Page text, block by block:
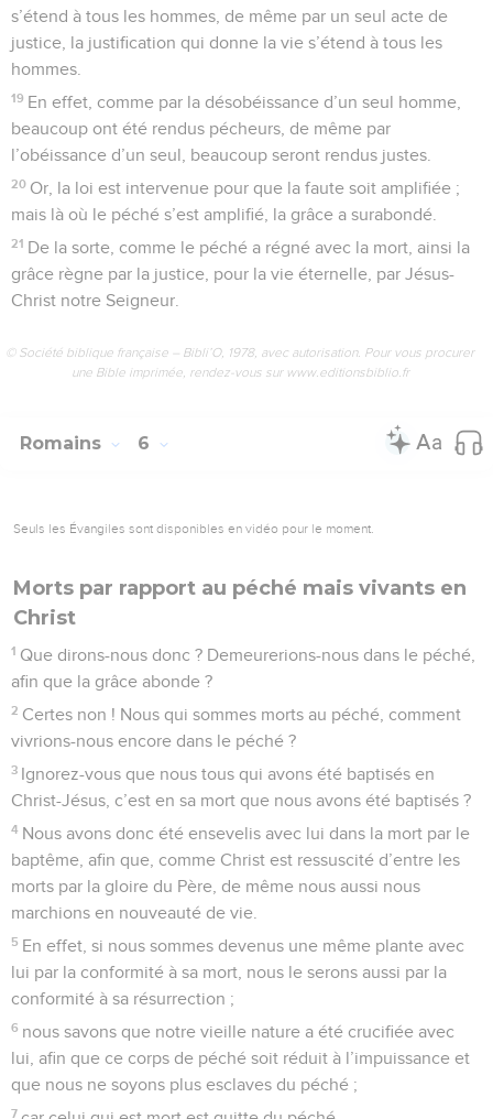
s’étend à tous les hommes, de même par un seul acte de
justice, la justification qui donne la vie s’étend à tous les
hommes.
19 En effet, comme par la désobéissance d’un seul homme,
beaucoup ont été rendus pécheurs, de même par
l’obéissance d’un seul, beaucoup seront rendus justes.
20 Or, la loi est intervenue pour que la faute soit amplifiée ;
mais là où le péché s’est amplifié, la grâce a surabondé.
21 De la sorte, comme le péché a régné avec la mort, ainsi la
grâce règne par la justice, pour la vie éternelle, par Jésus-
Christ notre Seigneur.
© Société biblique française – Bibli’O, 1978, avec autorisation. Pour vous procurer
une Bible imprimée, rendez-vous sur www.editionsbiblio.fr
Romains 6
Seuls les Évangiles sont disponibles en vidéo pour le moment.
Morts par rapport au péché mais vivants en
Christ
1 Que dirons-nous donc ? Demeurerions-nous dans le péché,
afin que la grâce abonde ?
2 Certes non ! Nous qui sommes morts au péché, comment
vivrions-nous encore dans le péché ?
3 Ignorez-vous que nous tous qui avons été baptisés en
Christ-Jésus, c’est en sa mort que nous avons été baptisés ?
4 Nous avons donc été ensevelis avec lui dans la mort par le
baptême, afin que, comme Christ est ressuscité d’entre les
morts par la gloire du Père, de même nous aussi nous
marchions en nouveauté de vie.
5 En effet, si nous sommes devenus une même plante avec
lui par la conformité à sa mort, nous le serons aussi par la
conformité à sa résurrection ;
6 nous savons que notre vieille nature a été crucifiée avec
lui, afin que ce corps de péché soit réduit à l’impuissance et
que nous ne soyons plus esclaves du péché ;
7